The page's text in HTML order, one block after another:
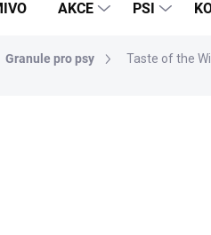
AKCE PSI
Granule pro psy Taste of the